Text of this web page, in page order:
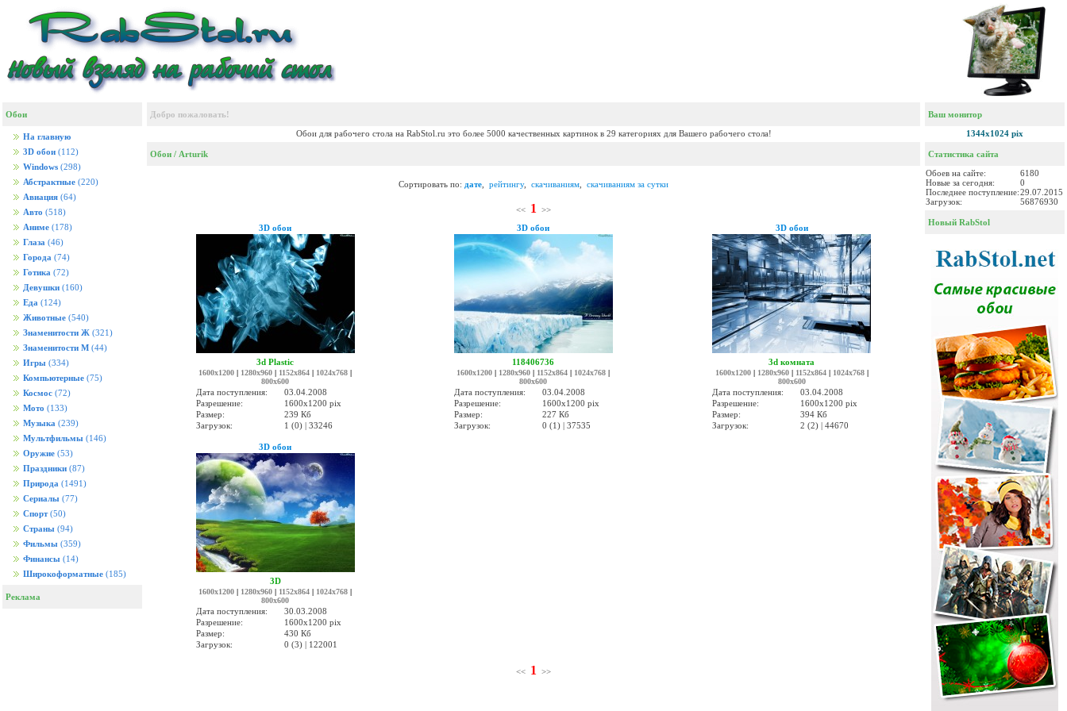
Обои
На главную
3D обои (112)
Windows (298)
Абстрактные (220)
Авиация (64)
Авто (518)
Аниме (178)
Глаза (46)
Города (74)
Готика (72)
Девушки (160)
Еда (124)
Животные (540)
Знаменитости Ж (321)
Знаменитости М (44)
Игры (334)
Компьютерные (75)
Космос (72)
Мото (133)
Музыка (239)
Мультфильмы (146)
Оружие (53)
Праздники (87)
Природа (1491)
Сериалы (77)
Спорт (50)
Страны (94)
Фильмы (359)
Финансы (14)
Широкоформатные (185)
Реклама
Добро пожаловать!
Обои для рабочего стола на RabStol.ru это более 5000 качественных картинок в 29 категориях для Вашего рабочего стола!
Обои / Arturik
Сортировать по: дате рейтингу, скачиваниям скачиваниям за сутки
<< 1
>>
3D обои
3d Plastic
1600x1200 | 1280x960 | 1152x864 | 1024x768 |
800x600
Дата поступления:
03.04.2008
Разрешение:
1600x1200 pix
Размер:
239 Кб
Загрузок:
1 (0) | 33246
3D обои
118406736
1600x1200 | 1280x960 | 1152x864 | 1024x768 |
800x600
Дата поступления:
03.04.2008
Разрешение:
1600x1200 pix
Размер:
227 Кб
Загрузок:
0 (1) | 37535
3D обои
3d комната
1600x1200| 1280x960| 1152x864| 1024x768|
800x600
Дата поступления:
03.04.2008
Разрешение:
1600x1200 pix
Размер:
394 Кб
Загрузок:
2 (2) | 44670
3D обои
3D
1600x1200 | 1280x960 | 1152x864 | 1024x768 |
800x600
Дата поступления:
30.03.2008
Разрешение:
1600x1200 pix
Размер:
430 Кб
Загрузок:
0 (3) | 122001
<< 1 >>
Ваш монитор
1344x1024 pix
Статистика сайта
Обоев на сайте:
6180
Новые за сегодня:
0
Последнее поступление:29.07.2015
Загрузок:
56876930
Новый RabStol